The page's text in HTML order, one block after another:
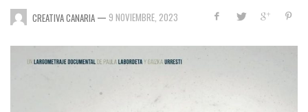
CREATIVA CANARIA — 9 NOVIEMBRE, 2023